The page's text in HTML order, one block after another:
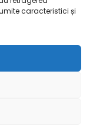
caracteristici și